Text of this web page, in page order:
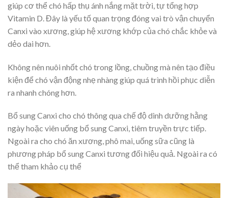
giúp cơ thể chó hấp thụ ánh nắng mặt trời, tự tổng hợp
Vitamin D. Đây là yếu tố quan trọng đóng vai trò vận chuyển
Canxi vào xương, giúp hệ xương khớp của chó chắc khỏe và
dẻo dai hơn.
Không nên nuôi nhốt chó trong lồng, chuồng mà nên tạo điều
kiện để chó vận động nhẹ nhàng giúp quá trình hồi phục diễn
ra nhanh chóng hơn.
Bổ sung Canxi cho chó thông qua chế độ dinh dưỡng hằng
ngày hoặc viên uống bổ sung Canxi, tiêm truyền trực tiếp.
Ngoài ra cho chó ăn xương, phô mai, uống sữa cũng là
phương pháp bổ sung Canxi tương đối hiệu quả. Ngoài ra có
thể tham khảo cụ thể